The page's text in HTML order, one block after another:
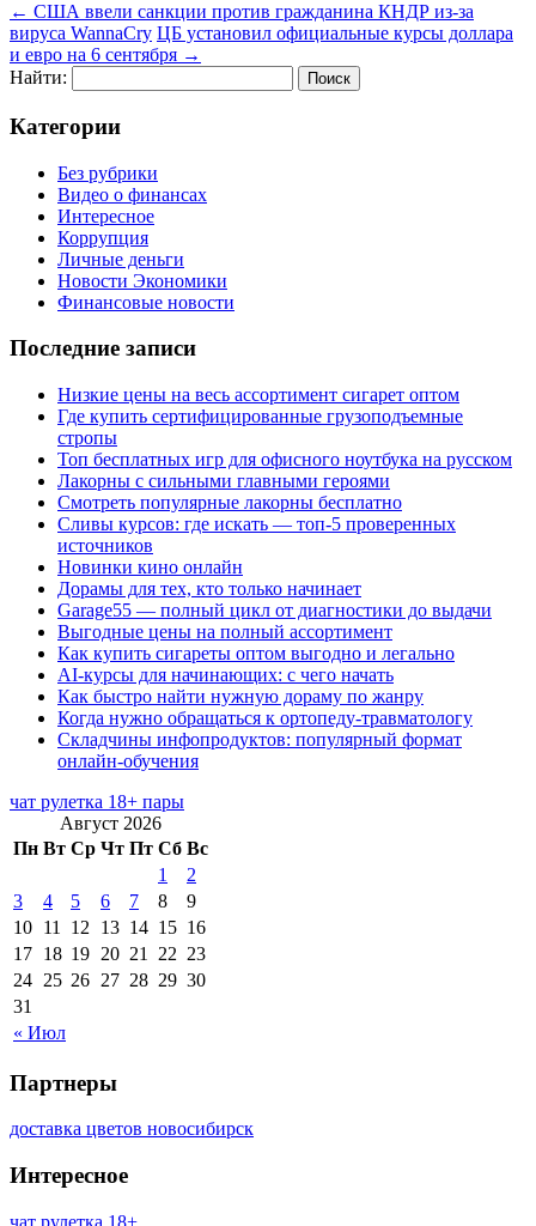
← США ввели санкции против гражданина КНДР из-за
вируса WannaCry ЦБ установил официальные курсы доллара
и евро на 6 сентября →
Найти:
Категории
Без рубрики
Видео о финансах
Интересное
Коррупция
Личные деньги
Новости Экономики
Финансовые новости
Последние записи
Низкие цены на весь ассортимент сигарет оптом
Где купить сертифицированные грузоподъемные
стропы
Топ бесплатных игр для офисного ноутбука на русском
Лакорны с сильными главными героями
Смотреть популярные лакорны бесплатно
Сливы курсов: где искать — топ-5 проверенных
источников
Новинки кино онлайн
Дорамы для тех, кто только начинает
Garage55 — полный цикл от диагностики до выдачи
Выгодные цены на полный ассортимент
Как купить сигареты оптом выгодно и легально
AI-курсы для начинающих: с чего начать
Как быстро найти нужную дораму по жанру
Когда нужно обращаться к ортопеду-травматологу
Складчины инфопродуктов: популярный формат
онлайн-обучения
чат рулетка 18+ пары
Август 2026
Пн Вт Ср Чт Пт Сб Вс
« Июл
1
2
3
4 5 6 7 8
9
10 11 12 13 14 15 16
17 18 19 20 21 22 23
24 25 26 27 28 29 30
31
Партнеры
доставка цветов новосибирск
Интересное
чат рулетка 18+